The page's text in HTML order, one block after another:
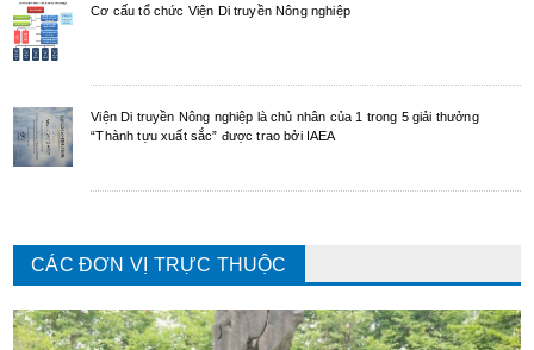
Cơ cấu tổ chức Viện Di truyền Nông nghiệp
Viện Di truyền Nông nghiệp là chủ nhân của 1 trong 5 giải thưởng
“Thành tựu xuất sắc” được trao bởi IAEA
CÁC ĐƠN VỊ TRỰC THUỘC